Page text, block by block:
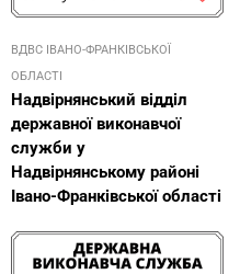
ВДВС ІВАНО-ФРАНКІВСЬКОЇ
ОБЛАСТІ
Надвірнянський відділ
державної виконавчої
служби у
Надвірнянському районі
Івано-Франківської області